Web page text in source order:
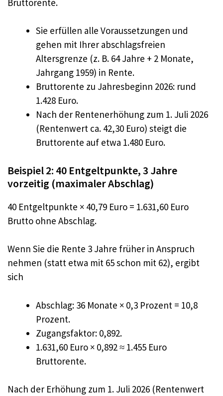
Bruttorente.
Sie erfüllen alle Voraussetzungen und
gehen mit Ihrer abschlagsfreien
Altersgrenze (z. B. 64 Jahre + 2 Monate,
Jahrgang 1959) in Rente.
Bruttorente zu Jahresbeginn 2026: rund
1.428 Euro.
Nach der Rentenerhöhung zum 1. Juli 2026
(Rentenwert ca. 42,30 Euro) steigt die
Bruttorente auf etwa 1.480 Euro.
Beispiel 2: 40 Entgeltpunkte, 3 Jahre
vorzeitig (maximaler Abschlag)
40 Entgeltpunkte × 40,79 Euro = 1.631,60 Euro
Brutto ohne Abschlag.
Wenn Sie die Rente 3 Jahre früher in Anspruch
nehmen (statt etwa mit 65 schon mit 62), ergibt
sich
Abschlag: 36 Monate × 0,3 Prozent = 10,8
Prozent.
Zugangsfaktor: 0,892.
1.631,60 Euro × 0,892 ≈ 1.455 Euro
Bruttorente.
Nach der Erhöhung zum 1. Juli 2026 (Rentenwert